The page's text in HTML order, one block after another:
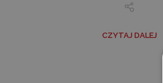
CZYTAJ DALEJ